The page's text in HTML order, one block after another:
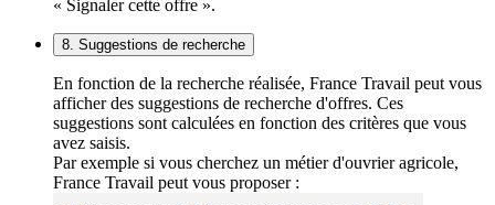
« Signaler cette offre ».
8. Suggestions de recherche
En fonction de la recherche réalisée, France Travail peut vous
afficher des suggestions de recherche d'offres. Ces
suggestions sont calculées en fonction des critères que vous
avez saisis.
Par exemple si vous cherchez un métier d'ouvrier agricole,
France Travail peut vous proposer :